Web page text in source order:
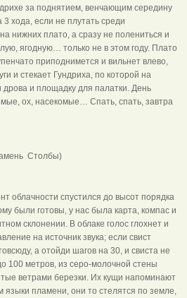
за поднятием, венчающим середину
хода, если не плутать среди
нижних плато, а сразу не полениться и
ягодную… только не в этом году. Плато
приподнимется и вильнет влево,
и стекает Гундриха, по которой на
и площадку для палатки. День
ох, насекомые… Спать, спать, завтра
облачности спустился до высот порядка
были готовы, у нас была карта, компас и
склонении. В облаке голос глохнет и
на источник звука; если свист
а отойди шагов на 30, и свиста не
100 метров, из серо-молочной стены
ветрами березки. Их кущи напоминают
пламени, они то стелятся по земле,